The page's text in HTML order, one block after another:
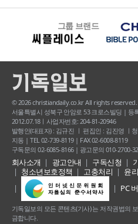
그룹 브랜드
© 2026 christiandaily.co.kr All rights reserved.
서울특별시 성북구 안암로 53 크로스빌딩 | 등
2012.07.18ㅣ사업자번호: 204-81-20946
발행인(대표자) : 김규진 ㅣ 편집인 : 김진영 ㅣ
지동 | TEL 02-739-8119 | FAX 02-6008-8119
구독문의 02-6085-8166 | 광고문의 010-2700-
회사소개 광고안내 구독신청
청소년보호정책
고충처리
윤
PC
기독일보의 모든 콘텐츠(기사) 는 저작권법의
금합니다.